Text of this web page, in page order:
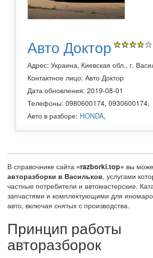
Авто Доктор
Адрес: Украина, Киевская обл., г.
Контактное лицо: Авто Доктор
Дата обновления: 2019-08-01
Телефоны: 0980600174, 0930600174,
Авто в разборе: HONDA,
В справочнике сайта «razborki.top» вы
авторазборки в Васильков, услугами
частные потребители и автомастерские.
запчастями и комплектующими для
авто, включая снятых с производства.
Принцип работы
авторазборок